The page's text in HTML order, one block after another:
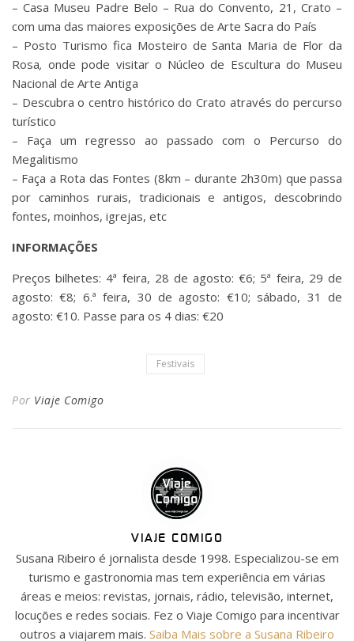
– Casa Museu Padre Belo – Rua do Convento, 21, Crato –
com uma das maiores exposições de Arte Sacra do País
– Posto Turismo fica Mosteiro de Santa Maria de Flor da
Rosa,onde pode visitar o Núcleo de Escultura do Museu
Nacional de Arte Antiga
– Descubra o centro histórico do Crato através do percurso
turístico
– Faça um regresso ao passado com o Percurso do
Megalitismo
– Faça a Rota das Fontes (8km – durante 2h30m) que passa
por caminhos rurais, tradicionais e antigos, descobrindo
fontes, moinhos, igrejas, etc
INFORMAÇÕES
Preços bilhetes: 4ª feira, 28 de agosto: €6; 5ª feira, 29 de
agosto: €8; 6.ª feira, 30 de agosto: €10; sábado, 31 de
agosto: €10. Passe para os 4 dias: €20
Festivais
Por Viaje Comigo
VIAJE COMIGO
Susana Ribeiro é jornalista desde 1998. Especializou-se em
turismo e gastronomia mas tem experiência em várias
áreas e meios: revistas, jornais, rádio, televisão, internet,
locuções e redes sociais. Fez o Viaje Comigo para incentivar
outros a viajarem mais. Saiba Mais sobre a Susana Ribeiro